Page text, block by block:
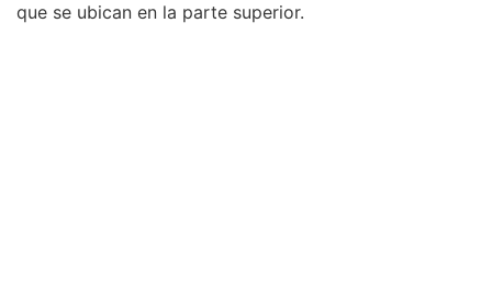
que se ubican en la parte superior.